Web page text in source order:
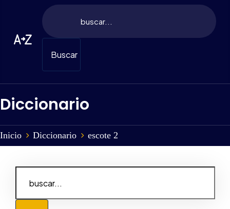
Buscar
Diccionario
Inicio Diccionario escote 2